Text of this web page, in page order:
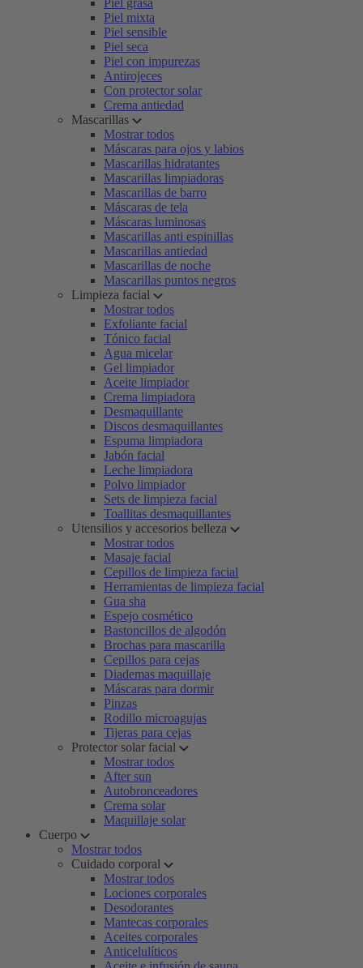
Piel grasa
Piel mixta
Piel sensible
Piel seca
Piel con impurezas
Antirojeces
Con protector solar
Crema antiedad
Mascarillas
Mostrar todos
Máscaras para ojos y labios
Mascarillas hidratantes
Mascarillas limpiadoras
Mascarillas de barro
Máscaras de tela
Máscaras luminosas
Mascarillas anti espinillas
Mascarillas antiedad
Mascarillas de noche
Mascarillas puntos negros
Limpieza facial
Mostrar todos
Exfoliante facial
Tónico facial
Agua micelar
Gel limpiador
Aceite limpiador
Crema limpiadora
Desmaquillante
Discos desmaquillantes
Espuma limpiadora
Jabón facial
Leche limpiadora
Polvo limpiador
Sets de limpieza facial
Toallitas desmaquillantes
Utensilios y accesorios belleza
Mostrar todos
Masaje facial
Cepillos de limpieza facial
Herramientas de limpieza facial
Gua sha
Espejo cosmético
Bastoncillos de algodón
Brochas para mascarilla
Cepillos para cejas
Diademas maquillaje
Máscaras para dormir
Pinzas
Rodillo microagujas
Tijeras para cejas
Protector solar facial
Mostrar todos
After sun
Autobronceadores
Crema solar
Maquillaje solar
Cuerpo
Mostrar todos
Cuidado corporal
Mostrar todos
Lociones corporales
Desodorantes
Mantecas corporales
Aceites corporales
Anticelulíticos